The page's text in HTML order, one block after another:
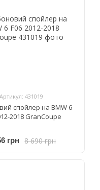
Артикул: 431019
спойлер на BMW 6
2018 GranCoupе
8 690 грн
грн